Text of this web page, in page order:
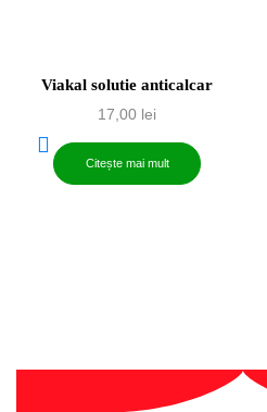
Viakal solutie anticalcar
17,00 lei
Citește mai mult